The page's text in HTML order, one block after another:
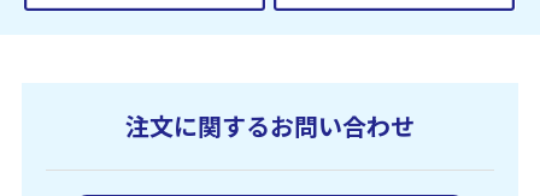
注文に関するお問い合わせ